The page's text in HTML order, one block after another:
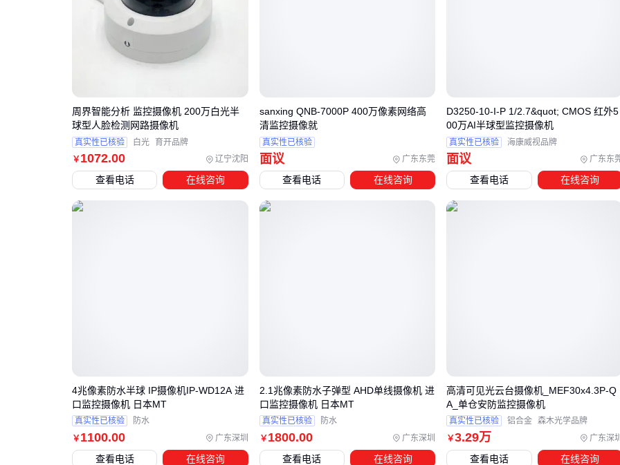
这些场景差异说明，脱离具体环境谈参数配置可能使设备性能
大打折扣。接下来我们将系统对比不同子类型的适用边界。
三、红外、全景、车载监控如何匹配不同安防场景？
当基础参数理解清晰后，实际选型往往卡在细分类型的适用边
车载移动型：震动环境优先选择防抖设计和宽电压适配机
型，避免运输途中监控中断
智能分析型：适用于需要实时行为识别的安检通道，但依赖
足够算力支撑
￥ 1072.00 辽宁沈阳
周界智能分析 监控摄像机 200万白光半
球型人脸检测网路摄像机
真实性已核验 白光 育开品牌
查看电话 在线咨询
面议 广东东莞
sanxing QNB-7000P 400万像素网络高
清监控摄像就
真实性已核验
查看电话 在线咨询
面议 广东东
D3250-10-I-P 1/2.7&quot; CMOS 红外5
00万AI半球型监控摄像机
真实性已核验 海康威视品牌
查看电话 在线咨询
￥ 1100.00 广东深圳
4兆像素防水半球 IP摄像机IP-WD12A 进
口监控摄像机 日本MT
真实性已核验 防水
查看电话 在线咨询
￥ 1800.00 广东深圳
2.1兆像素防水子弹型 AHD单线摄像机 进
口监控摄像机 日本MT
真实性已核验 防水
查看电话 在线咨询
￥3.29万 广东深
高清可见光云台摄像机_MEF30x4.3P-Q
A_单仓安防监控摄像机
真实性已核验 铝合金 森木光学品牌
查看电话 在线咨询